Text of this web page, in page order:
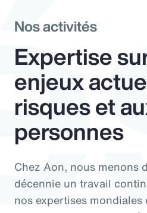
Nos activités
Expertise
enjeux
risques et
personnes
Chez Aon, nous menons
décennie un travail
nos expertises